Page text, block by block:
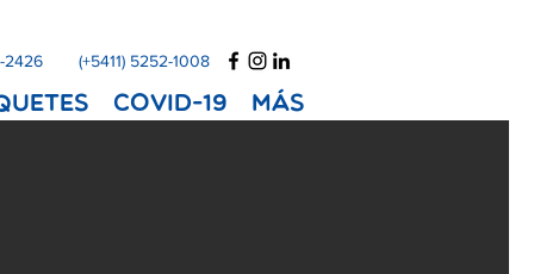
2426 (+5411) 5252-1008
COVID-19 Más